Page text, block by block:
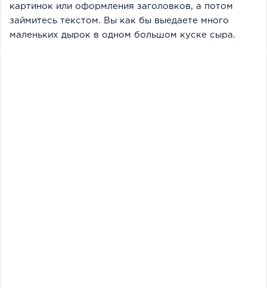
картинок или оформления заголовков, а потом
займитесь текстом. Вы как бы выедаете много
маленьких дырок в одном большом куске сыра.